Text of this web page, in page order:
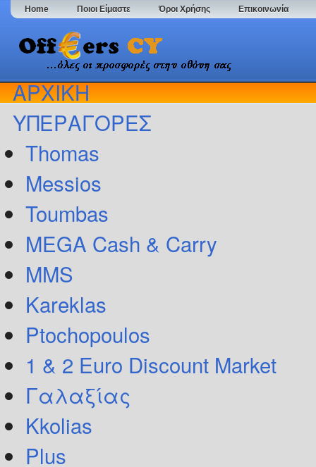
Home Ποιοι Είμαστε Όροι Χρήσης Επικοινωνία
ΑΡΧΙΚΗ
ΥΠΕΡΑΓΟΡΕΣ
Thomas
Messios
Toumbas
MEGA Cash & Carry
MMS
Kareklas
Ptochopoulos
1 & 2 Euro Discount Market
Γαλαξίας
Kkolias
Plus